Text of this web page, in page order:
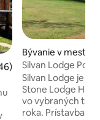
ohodnotenie 4,98
Bývanie v meste
ll
Silvan Lodge
pokoj
Silvan Lodge je
Stone Lodge
vo vybraných
roka. Prístavba je dokončená v